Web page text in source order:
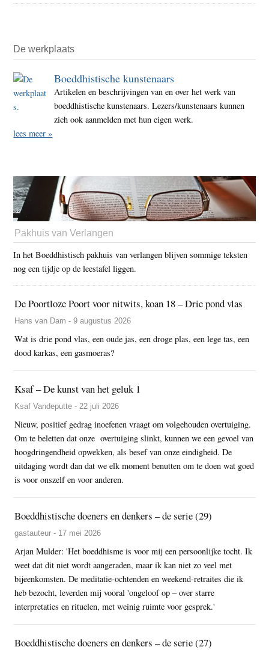
De werkplaats
Boeddhistische kunstenaars
Artikelen en beschrijvingen van en over het werk van
boeddhistische kunstenaars. Lezers/kunstenaars kunnen
zich ook aanmelden met hun eigen werk.
lees meer »
Pakhuis van Verlangen
In het Boeddhistisch pakhuis van verlangen blijven sommige teksten
nog een tijdje op de leestafel liggen.
De Poortloze Poort voor nitwits, koan 18 – Drie pond vlas
Hans van Dam - 9 augustus 2026
Wat is drie pond vlas, een oude jas, een droge plas, een lege tas, een
dood karkas, een gasmoeras?
Ksaf – De kunst van het geluk 1
Ksaf Vandeputte - 22 juli 2026
Nieuw, positief gedrag inoefenen vraagt om volgehouden overtuiging.
Om te beletten dat onze overtuiging slinkt, kunnen we een gevoel van
hoogdringendheid opwekken, als besef van onze eindigheid. De
uitdaging wordt dan dat we elk moment benutten om te doen wat goed
is voor onszelf en voor anderen.
Boeddhistische doeners en denkers – de serie (29)
gastauteur - 17 mei 2026
Arjan Mulder: 'Het boeddhisme is voor mij een persoonlijke tocht. Ik
weet dat dit niet wordt aangeraden, maar ik kan niet zo veel met
bijeenkomsten. De meditatie-ochtenden en weekend-retraites die ik
heb bezocht, leverden mij vooral 'ongeloof op – over starre
interpretaties en rituelen, met weinig ruimte voor gesprek.'
Boeddhistische doeners en denkers – de serie (27)